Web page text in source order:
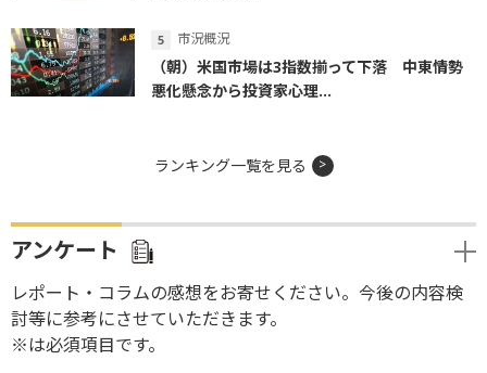
市況概況
（朝）米国市場は3指数揃って下落 中東情勢
悪化懸念から投資家心理...
ランキング一覧を見る
アンケート
レポート・コラムの感想をお寄せください。今後の内容検
討等に参考にさせていただきます。
※は必須項目です。